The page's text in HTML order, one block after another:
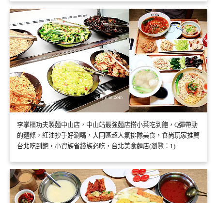
李掌櫃功夫製麵中山店，中山站最強麵店搭小菜吃到飽，Q彈帶勁
的麵條，紅油抄手好涮嘴，大同區超人氣排隊美食，食尚玩家推薦
台北吃到飽，小資族省錢族必吃，台北美食麵店(瀏覽：1)